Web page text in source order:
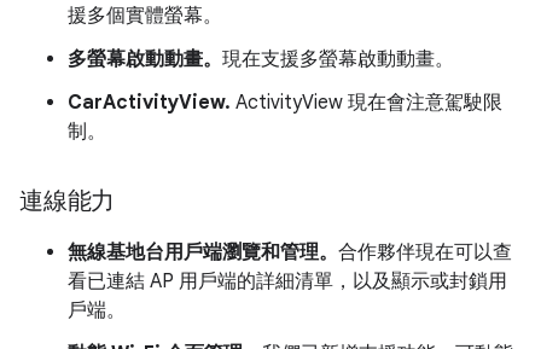
援多個實體螢幕。
多螢幕啟動動畫。 現在支援多螢幕啟動動畫。
CarActivityView. ActivityView 現在會注意駕駛限
制。
連線能力
無線基地台用戶端瀏覽和管理。 合作夥伴現在可以查
看已連結 AP 用戶端的詳細清單，以及顯示或封鎖用
戶端。